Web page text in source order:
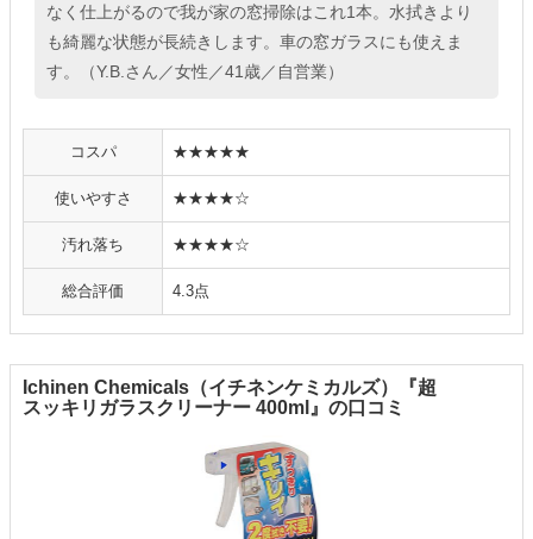
なく仕上がるので我が家の窓掃除はこれ1本。水拭きより
も綺麗な状態が長続きします。車の窓ガラスにも使えま
す。（Y.B.さん／女性／41歳／自営業）
コスパ ★★★★★
使いやすさ ★★★★☆
汚れ落ち ★★★★☆
総合評価 4.3点
Ichinen Chemicals（イチネンケミカルズ）『超
スッキリガラスクリーナー 400ml』の口コミ